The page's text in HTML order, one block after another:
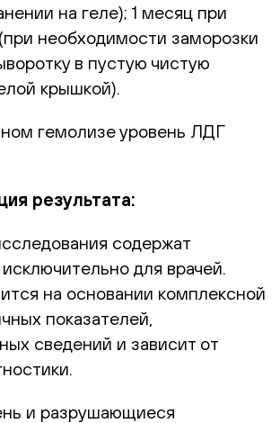
на геле); 1 месяц при
необходимости заморозки
в пустую чистую
крышкой).
гемолизе уровень ЛДГ
результата:
содержат
для врачей.
на основании комплексной
показателей,
сведений и зависит от
и разрушающиеся